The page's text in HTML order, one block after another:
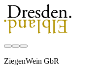
ZiegenWein GbR